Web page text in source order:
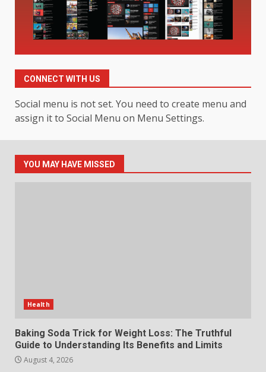
Experience
July 30, 2026
Hahanews: Your Daily
Connection to Important World
Events
5
Online World
July 29, 2026
CONNECT WITH US
Social menu is not set. You need to create menu and
assign it to Social Menu on Menu Settings.
YOU MAY HAVE MISSED
Health
Baking Soda Trick for Weight Loss: The Truthful
Guide to Understanding Its Benefits and Limits
August 4, 2026